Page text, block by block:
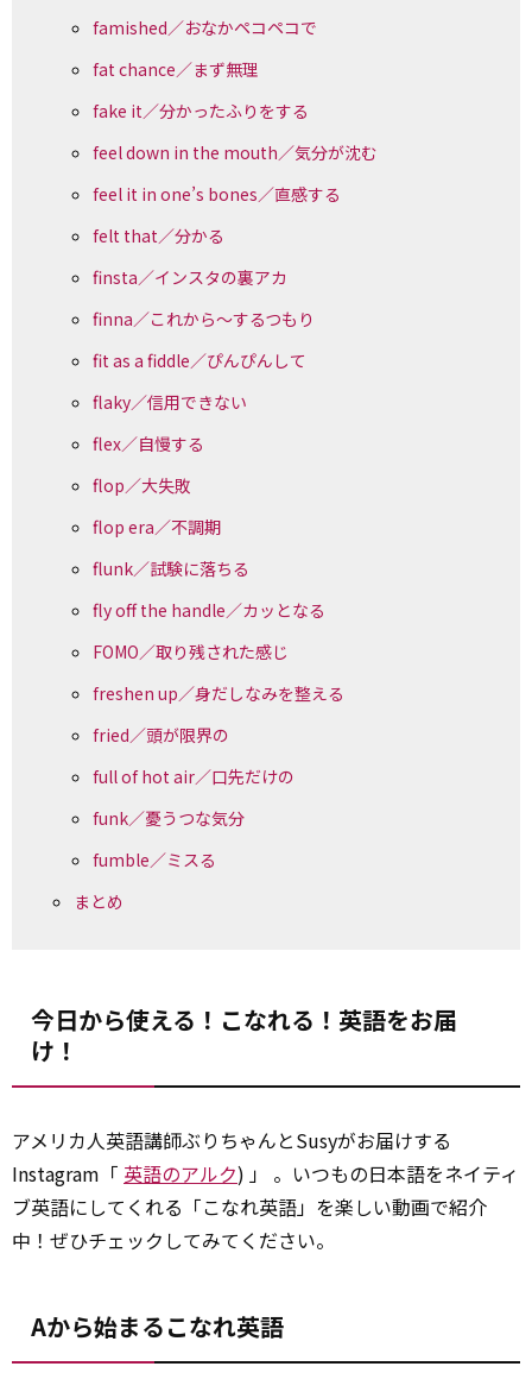
famished／おなかペコペコで
fat chance／まず無理
fake it／分かったふりをする
feel down in the mouth／気分が沈む
feel it in one’s bones／直感する
felt that／分かる
finsta／インスタの裏アカ
finna／これから〜するつもり
fit as a fiddle／ぴんぴんして
flaky／信用できない
flex／自慢する
flop／大失敗
flop era／不調期
flunk／試験に落ちる
fly off the handle／カッとなる
FOMO／取り残された感じ
freshen up／身だしなみを整える
fried／頭が限界の
full of hot air／口先だけの
funk／憂うつな気分
fumble／ミスる
まとめ
今日から使える！こなれる！英語をお届
け！
アメリカ人英語講師ぶりちゃんとSusyがお届けする
Instagram「 英語のアルク) 」 。いつもの日本語をネイティ
ブ英語にしてくれる「こなれ英語」を楽しい動画で紹介
中！ぜひチェックしてみてください。
Aから始まるこなれ英語